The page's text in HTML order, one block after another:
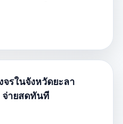
รในจังหวัดยะลา
จ่ายสดทันที